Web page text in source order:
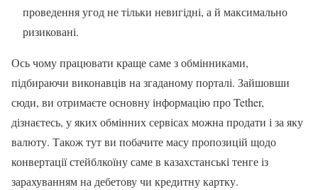
проведення угод не тільки невигідні, а й максимально
ризиковані.
Ось чому працювати краще саме з обмінниками,
підбираючи виконавців на згаданому порталі. Зайшовши
сюди, ви отримаєте основну інформацію про Tether,
дізнаєтесь, у яких обмінних сервісах можна продати і за яку
валюту. Також тут ви побачите масу пропозицій щодо
конвертації стейблкоїну саме в казахстанські тенге із
зарахуванням на дебетову чи кредитну картку.